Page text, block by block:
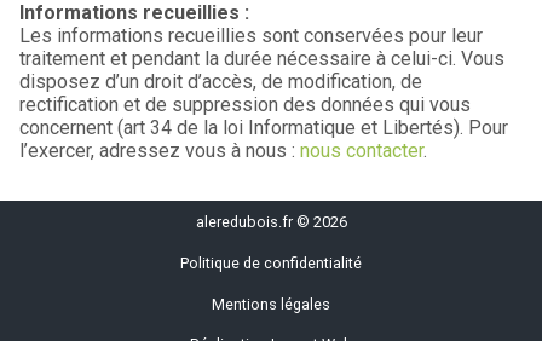
Informations recueillies :
Les informations recueillies sont conservées pour leur
traitement et pendant la durée nécessaire à celui-ci. Vous
disposez d’un droit d’accès, de modification, de
rectification et de suppression des données qui vous
concernent (art 34 de la loi Informatique et Libertés). Pour
l’exercer, adressez vous à nous : nous contacter.
aleredubois.fr © 2026
Politique de confidentialité
Mentions légales